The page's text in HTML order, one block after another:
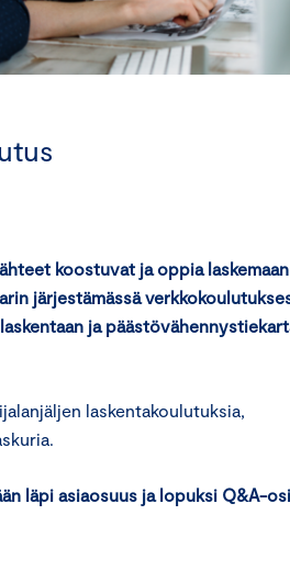
koostuvat ja oppia laskemaan
järjestämässä
ja
laskentakoulutuksia,
läpi asiaosuus ja lopuksi Q&A-